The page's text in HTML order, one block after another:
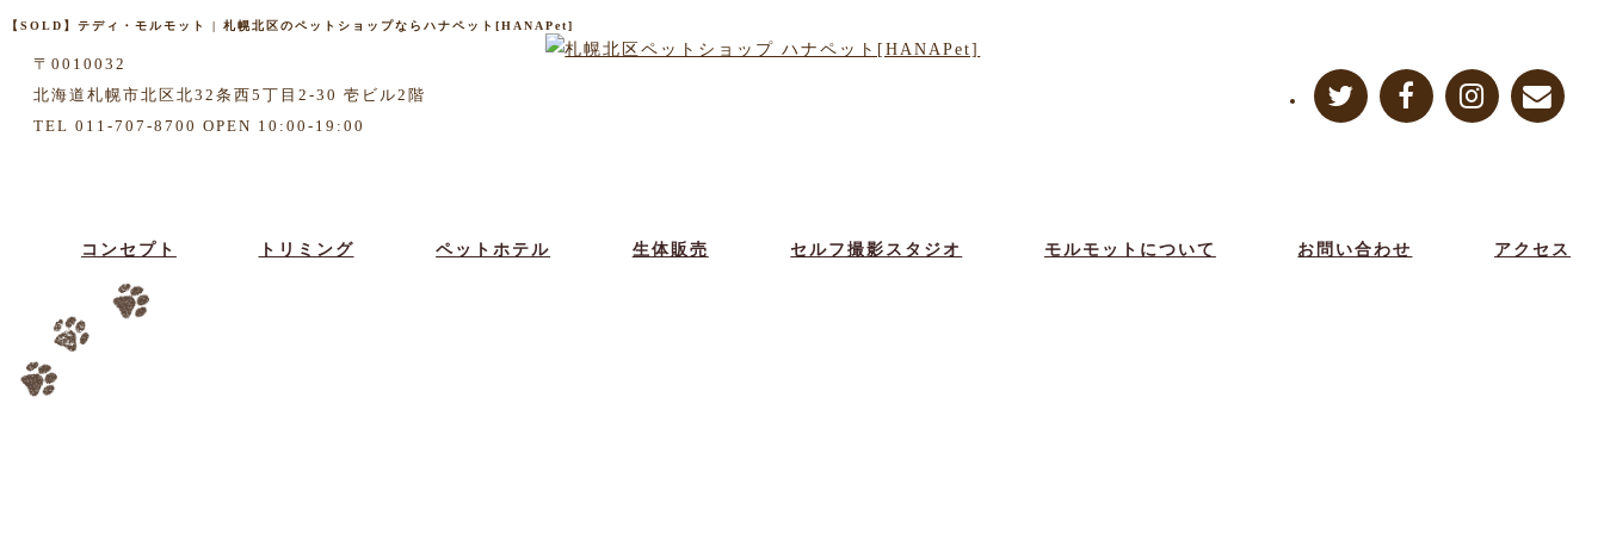
【SOLD】テディ・モルモット | 札幌北区のペットショップならハナペット[HANAPet]
〒0010032
北海道札幌市北区北32条西5丁目2-30 壱ビル2階
TEL 011-707-8700 OPEN 10:00-19:00
コンセプト トリミング ペットホテル 生体販売 セルフ撮影スタジオ モルモットについて お問い合わせ アクセス